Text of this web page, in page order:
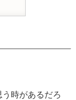
時があるだろ